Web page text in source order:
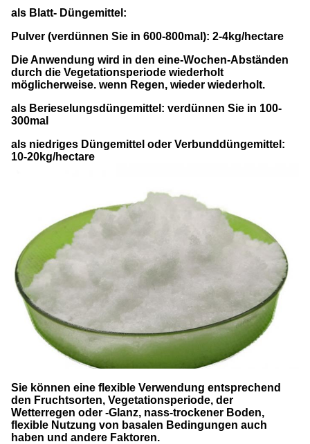
als Blatt- Düngemittel:
Pulver (verdünnen Sie in 600-800mal): 2-4kg/hectare
Die Anwendung wird in den eine-Wochen-Abständen
durch die Vegetationsperiode wiederholt
möglicherweise. wenn Regen, wieder wiederholt.
als Berieselungsdüngemittel: verdünnen Sie in 100-
300mal
als niedriges Düngemittel oder Verbunddüngemittel :
10-20kg/hectare
Sie können eine flexible Verwendung entsprechend
den Fruchtsorten, Vegetationsperiode, der
Wetterregen oder -Glanz, nass-trockener Boden,
flexible Nutzung von basalen Bedingungen auch
haben und andere Faktoren.